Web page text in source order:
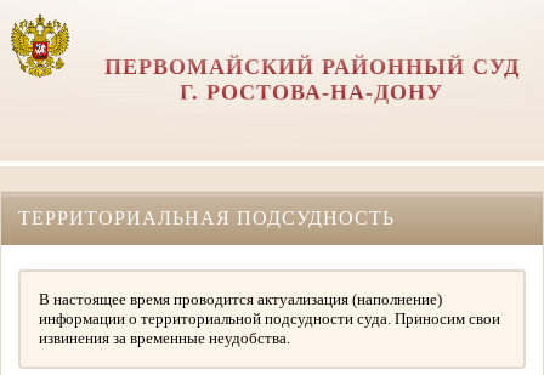
ПЕРВОМАЙСКИЙ РАЙОННЫЙ СУД
Г. РОСТОВА-НА-ДОНУ
ТЕРРИТОРИАЛЬНАЯ ПОДСУДНОСТЬ
В настоящее время проводится актуализация (наполнение)
информации о территориальной подсудности суда. Приносим свои
извинения за временные неудобства.